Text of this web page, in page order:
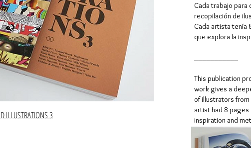
ILLUSTRATIONS 3
Cada trabajo para
recopilación de
Cada artista tenía
que explora la
This publication
work gives a
of illustrators from
artist had 8
inspiration and